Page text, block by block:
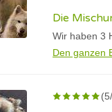
Die
Wir haben 3
Den ganzen